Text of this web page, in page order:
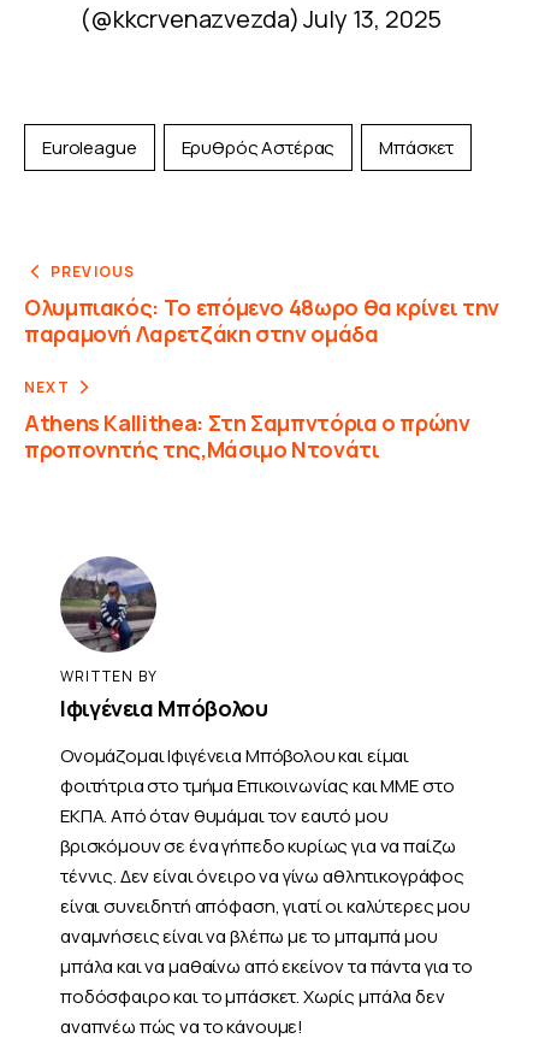
(@kkcrvenazvezda)July 13, 2025
Euroleague Ερυθρός Αστέρας Μπάσκετ
PREVIOUS
Ολυμπιακός: Το επόμενο 48ωρο θα κρίνει την
παραμονή Λαρετζάκη στην ομάδα
NEXT
Athens Kallithea: Στη Σαμπντόρια ο πρώην
προπονητής της,Μάσιμο Ντονάτι
WRITTEN BY
Ιφιγένεια Μπόβολου
Ονομάζομαι Ιφιγένεια Μπόβολου και είμαι
φοιτήτρια στο τμήμα Επικοινωνίας και ΜΜΕ στο
ΕΚΠΑ. Από όταν θυμάμαι τον εαυτό μου
βρισκόμουν σε ένα γήπεδο κυρίως για να παίζω
τέννις. Δεν είναι όνειρο να γίνω αθλητικογράφος
είναι συνειδητή απόφαση, γιατί οι καλύτερες μου
αναμνήσεις είναι να βλέπω με το μπαμπά μου
μπάλα και να μαθαίνω από εκείνον τα πάντα για το
ποδόσφαιρο και το μπάσκετ. Χωρίς μπάλα δεν
αναπνέω πώς να το κάνουμε!